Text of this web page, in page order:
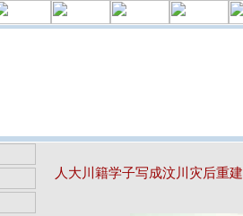
人大川籍学子写成汶川灾后重